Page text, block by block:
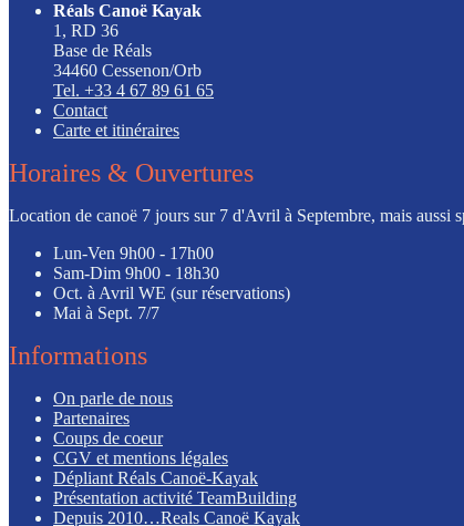
Réals Canoë Kayak
1, RD 36
Base de Réals
34460 Cessenon/Orb
Tel. +33 4 67 89 61 65
Contact
Carte et itinéraires
Horaires & Ouvertures
Location de canoë 7 jours sur 7 d'Avril à Septembre, mais aussi
Lun-Ven 9h00 - 17h00
Sam-Dim 9h00 - 18h30
Oct. à Avril WE (sur réservations)
Mai à Sept. 7/7
Informations
On parle de nous
Partenaires
Coups de coeur
CGV et mentions légales
Dépliant Réals Canoë-Kayak
Présentation activité TeamBuilding
Depuis 2010…Reals Canoë Kayak